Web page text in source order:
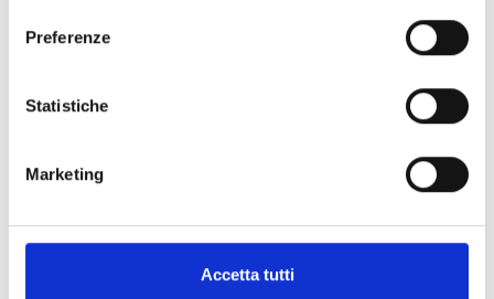
Preferenze
Statistiche
Marketing
Accetta tutti
Studente Iscritto
Laureato
Personale